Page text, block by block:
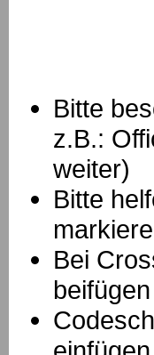
Bitte
z.B.:
weiter)
Bitte
Bei